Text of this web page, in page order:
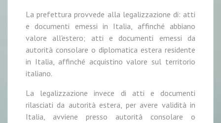
La prefettura provvede alla legalizzazione di: atti
e documenti emessi in Italia, affinché abbiano
valore all'estero; atti e documenti emessi da
autorità consolare o diplomatica estera residente
in Italia, affinché acquistino valore sul territorio
italiano.
La legalizzazione invece di atti e documenti
rilasciati da autorità estera, per avere validità in
Italia, avviene presso autorità consolare o